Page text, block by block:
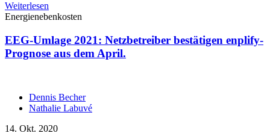
Weiterlesen
Energienebenkosten
EEG-Umlage 2021: Netzbetreiber bestätigen enplify-
Prognose aus dem April.
Dennis Becher
Nathalie Labuvé
14. Okt. 2020